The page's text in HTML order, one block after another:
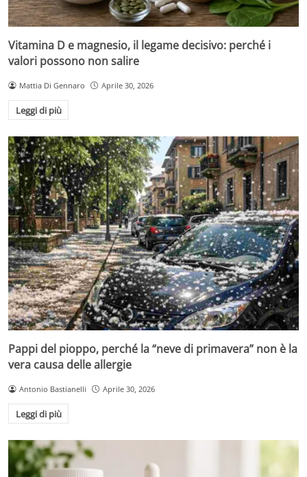
Vitamina D e magnesio, il legame decisivo: perché i
valori possono non salire
Mattia Di Gennaro Aprile 30, 2026
Leggi di più
Pappi del pioppo, perché la “neve di primavera” non è la
vera causa delle allergie
Antonio Bastianelli Aprile 30, 2026
Leggi di più